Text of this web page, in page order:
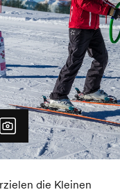
die Kleinen